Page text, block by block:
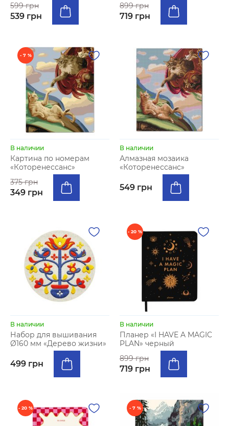
599 грн
539 грн
899 грн
719 грн
- 7 %
В наличии
Картина по номерам
«Которенессанс»
375 грн
349 грн
В наличии
Алмазная мозаика
«Которенессанс»
549 грн
В наличии
Набор для вышивания
Ø160 мм «Дерево жизни»
499 грн
- 20 %
В наличии
Планер «I HAVE A MAGIC
PLAN» черный
899 грн
719 грн
- 20 % - 7 %